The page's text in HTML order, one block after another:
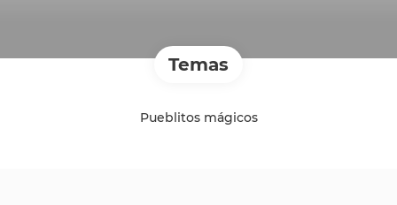
Temas
Pueblitos mágicos